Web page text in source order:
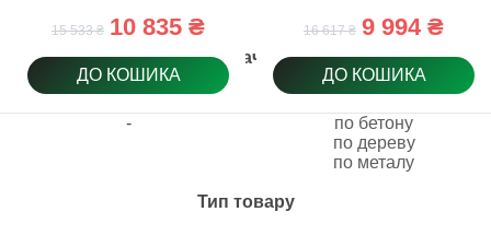
Призначення
Тип товару
15 533 ₴ 10 835 ₴
ДО КОШИКА
-
16 617 ₴ 9 994 ₴
ДО КОШИКА
по бетону
по дереву
по металу